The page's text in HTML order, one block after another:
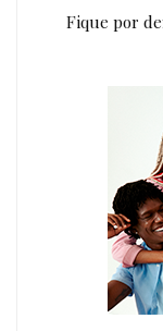
Fique por